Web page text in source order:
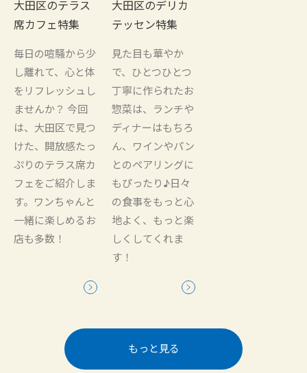
大田区のテラス
席カフェ特集
毎日の喧騒から少
し離れて、心と体
をリフレッシュし
ませんか？ 今回
は、大田区で見つ
けた、開放感たっ
ぷりのテラス席カ
フェをご紹介しま
す。ワンちゃんと
一緒に楽しめるお
店も多数！
大田区のデリカ
テッセン特集
見た目も華やか
で、ひとつひとつ
丁寧に作られたお
惣菜は、ランチや
ディナーはもちろ
ん、ワインやパン
とのペアリングに
もぴったり♪日々
の食事をもっと心
地よく、もっと楽
しくしてくれま
す！
もっと見る